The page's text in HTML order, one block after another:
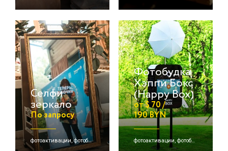
Селфи
зеркало
По запросу
фотоактивации, фотобудки
Фотобудка
Хэппи Бокс
(Happy Box)
от $ 70 /
190 BYN
фотоактивации, фотобудки, детские активации